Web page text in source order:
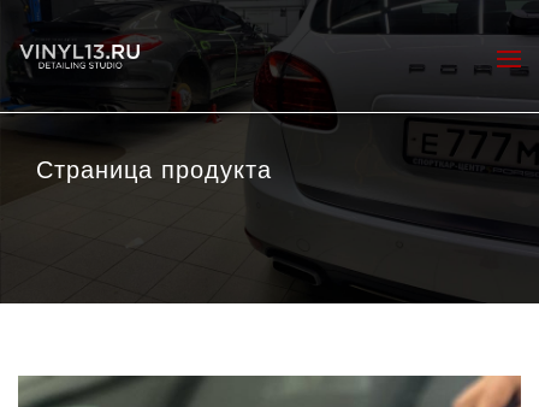
Страница продукта